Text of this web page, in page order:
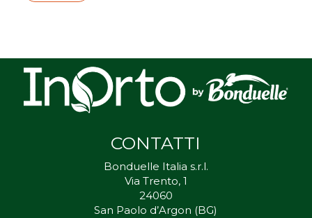
CONTATTI
Bonduelle Italia s.r.l.
Via Trento, 1
24060
San Paolo d’Argon (BG)